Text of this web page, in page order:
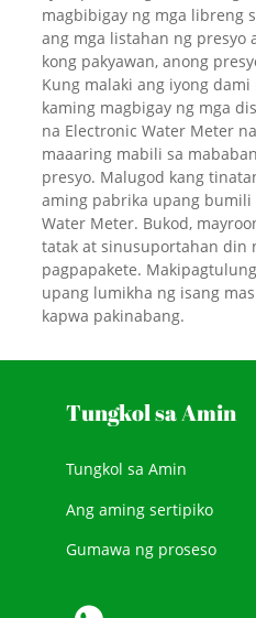
magbibigay ng mga libreng
ang mga listahan ng presyo
kong pakyawan, anong
Kung malaki ang iyong
kaming magbigay ng mga
na Electronic Water Meter
maaaring mabili sa
presyo. Malugod kang
aming pabrika upang bumili
Water Meter. Bukod,
tatak at sinusuportahan din
pagpapakete.
upang lumikha ng isang
kapwa pakinabang.
Tungkol sa Amin
Tungkol sa Amin
Ang aming sertipiko
Gumawa ng proseso